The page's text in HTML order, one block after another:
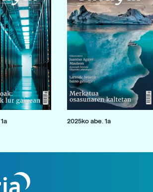
2025ko abe. 1a